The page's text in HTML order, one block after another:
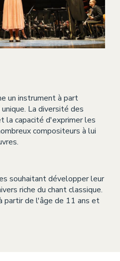
un instrument à part
La diversité des
la capacité d'exprimer les
compositeurs à lui
souhaitant développer leur
riche du chant classique.
partir de l'âge de 11 ans et